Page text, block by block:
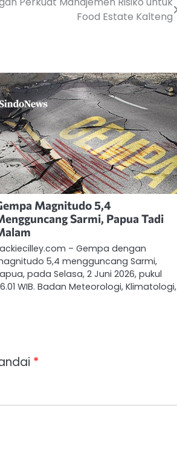
Food Estate Kalteng
Magnitudo 5,4
Sarmi, Papua Tadi
– Gempa dengan
5,4 mengguncang Sarmi,
pada Selasa, 2 Juni 2026, pukul
WIB. Badan Meteorologi, Klimatologi,
*